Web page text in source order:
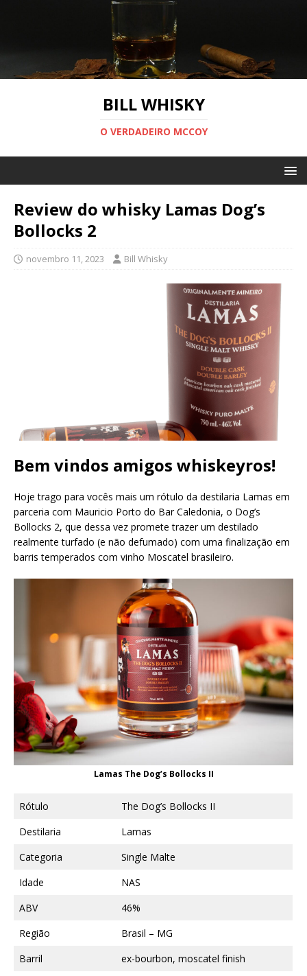
BILL WHISKY
O VERDADEIRO MCCOY
Review do whisky Lamas Dog’s
Bollocks 2
novembro 11, 2023 Bill Whisky
Bem vindos amigos whiskeyros!
Hoje trago para vocês mais um rótulo da destilaria Lamas em
parceria com Mauricio Porto do Bar Caledonia, o Dog’s
Bollocks 2, que dessa vez promete trazer um destilado
realmente turfado (e não defumado) com uma finalização em
barris temperados com vinho Moscatel brasileiro.
Lamas The Dog’s Bollocks II
Rótulo
The Dog’s Bollocks II
Destilaria
Lamas
Categoria
Single Malte
Idade
NAS
ABV
46%
Região
Brasil – MG
Barril
ex-bourbon, moscatel finish